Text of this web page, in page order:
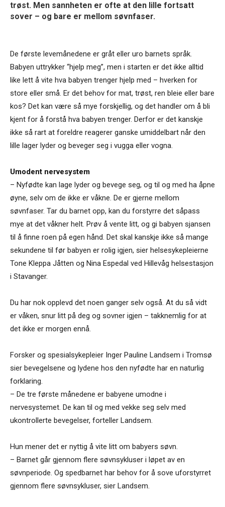
trøst. Men sannheten er ofte at den lille fortsatt
sover – og bare er mellom søvnfaser.
De første levemånedene er gråt eller uro barnets språk.
Babyen uttrykker “hjelp meg”, men i starten er det ikke alltid
like lett å vite hva babyen trenger hjelp med – hverken for
store eller små. Er det behov for mat, trøst, ren bleie eller bare
kos? Det kan være så mye forskjellig, og det handler om å bli
kjent for å forstå hva babyen trenger. Derfor er det kanskje
ikke så rart at foreldre reagerer ganske umiddelbart når den
lille lager lyder og beveger seg i vugga eller vogna.
Umodent nervesystem
– Nyfødte kan lage lyder og bevege seg, og til og med ha åpne
øyne, selv om de ikke er våkne. De er gjerne mellom
søvnfaser. Tar du barnet opp, kan du forstyrre det såpass
mye at det våkner helt. Prøv å vente litt, og gi babyen sjansen
til å finne roen på egen hånd. Det skal kanskje ikke så mange
sekundene til før babyen er rolig igjen, sier helsesykepleierne
Tone Kleppa Jåtten og Nina Espedal ved Hillevåg helsestasjon
i Stavanger.
Du har nok opplevd det noen ganger selv også. At du så vidt
er våken, snur litt på deg og sovner igjen – takknemlig for at
det ikke er morgen ennå.
Forsker og spesialsykepleier Inger Pauline Landsem i Tromsø
sier bevegelsene og lydene hos den nyfødte har en naturlig
forklaring.
– De tre første månedene er babyene umodne i
nervesystemet. De kan til og med vekke seg selv med
ukontrollerte bevegelser, forteller Landsem.
Hun mener det er nyttig å vite litt om babyers søvn.
– Barnet går gjennom flere søvnsykluser i løpet av en
søvnperiode. Og spedbarnet har behov for å sove uforstyrret
gjennom flere søvnsykluser, sier Landsem.